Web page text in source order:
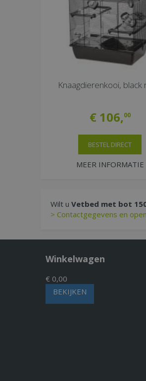
Knaagdierenkooi, black
€ 106,00
MEER INFORMATIE
BESTEL DIRECT
Wilt u Vetbed met bot
> Contactgegevens en
Winkelwagen
€ 0,00
BEKIJKEN